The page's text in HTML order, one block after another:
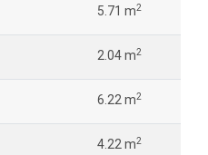
5.71 m2
2.04 m2
6.22 m2
4.22 m2